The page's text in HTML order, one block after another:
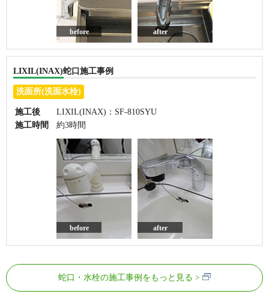
before after
LIXIL(INAX)蛇口施工事例
洗面所(洗面水栓)
施工後
LIXIL(INAX)：SF-810SYU
施工時間
約3時間
before after
蛇口・水栓の施工事例をもっと見る